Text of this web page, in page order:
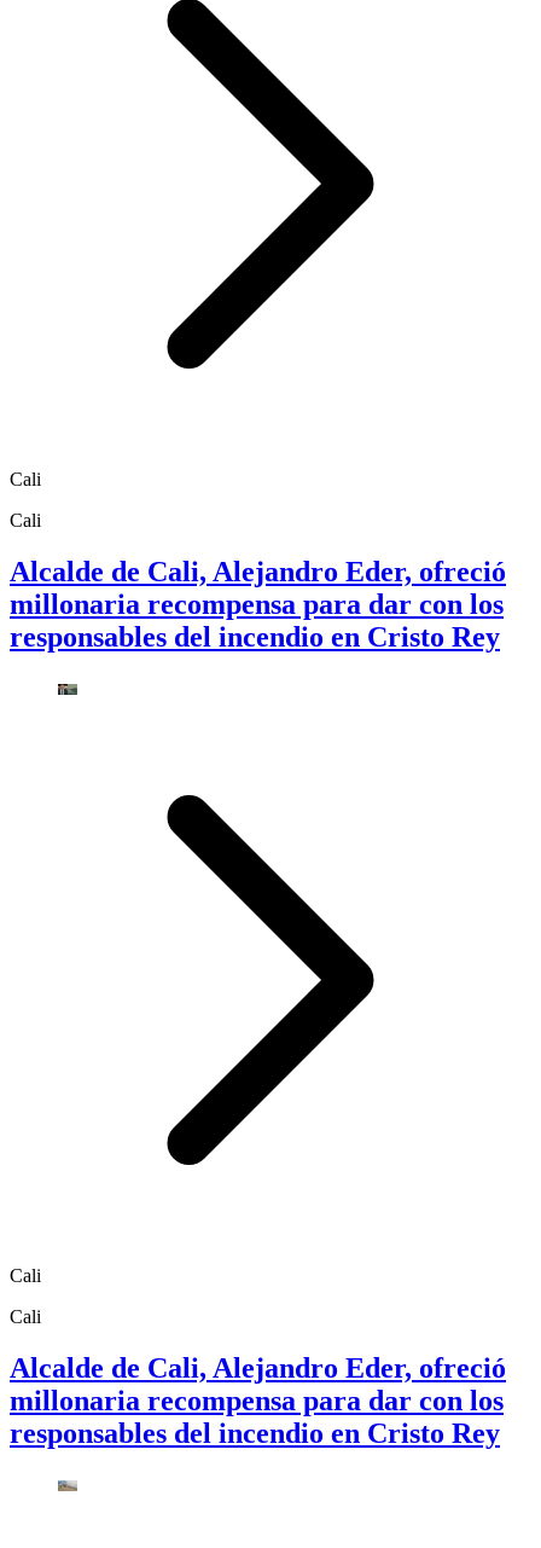
Cali
Cali
Alcalde de Cali, Alejandro Eder, ofreció
millonaria recompensa para dar con los
responsables del incendio en Cristo Rey
Cali
Cali
Alcalde de Cali, Alejandro Eder, ofreció
millonaria recompensa para dar con los
responsables del incendio en Cristo Rey